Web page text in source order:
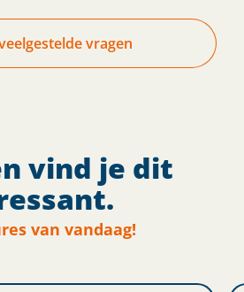
vragen
vind je dit
van vandaag!